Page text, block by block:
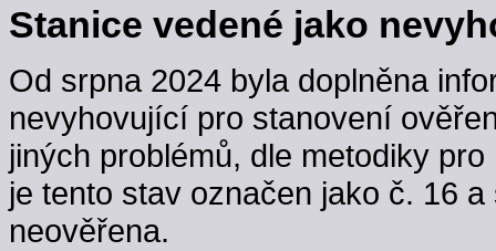
Stanice vedené jako
Od srpna 2024 byla doplněna
nevyhovující pro stanovení
jiných problémů, dle metodiky
je tento stav označen jako č. 16
neověřena.